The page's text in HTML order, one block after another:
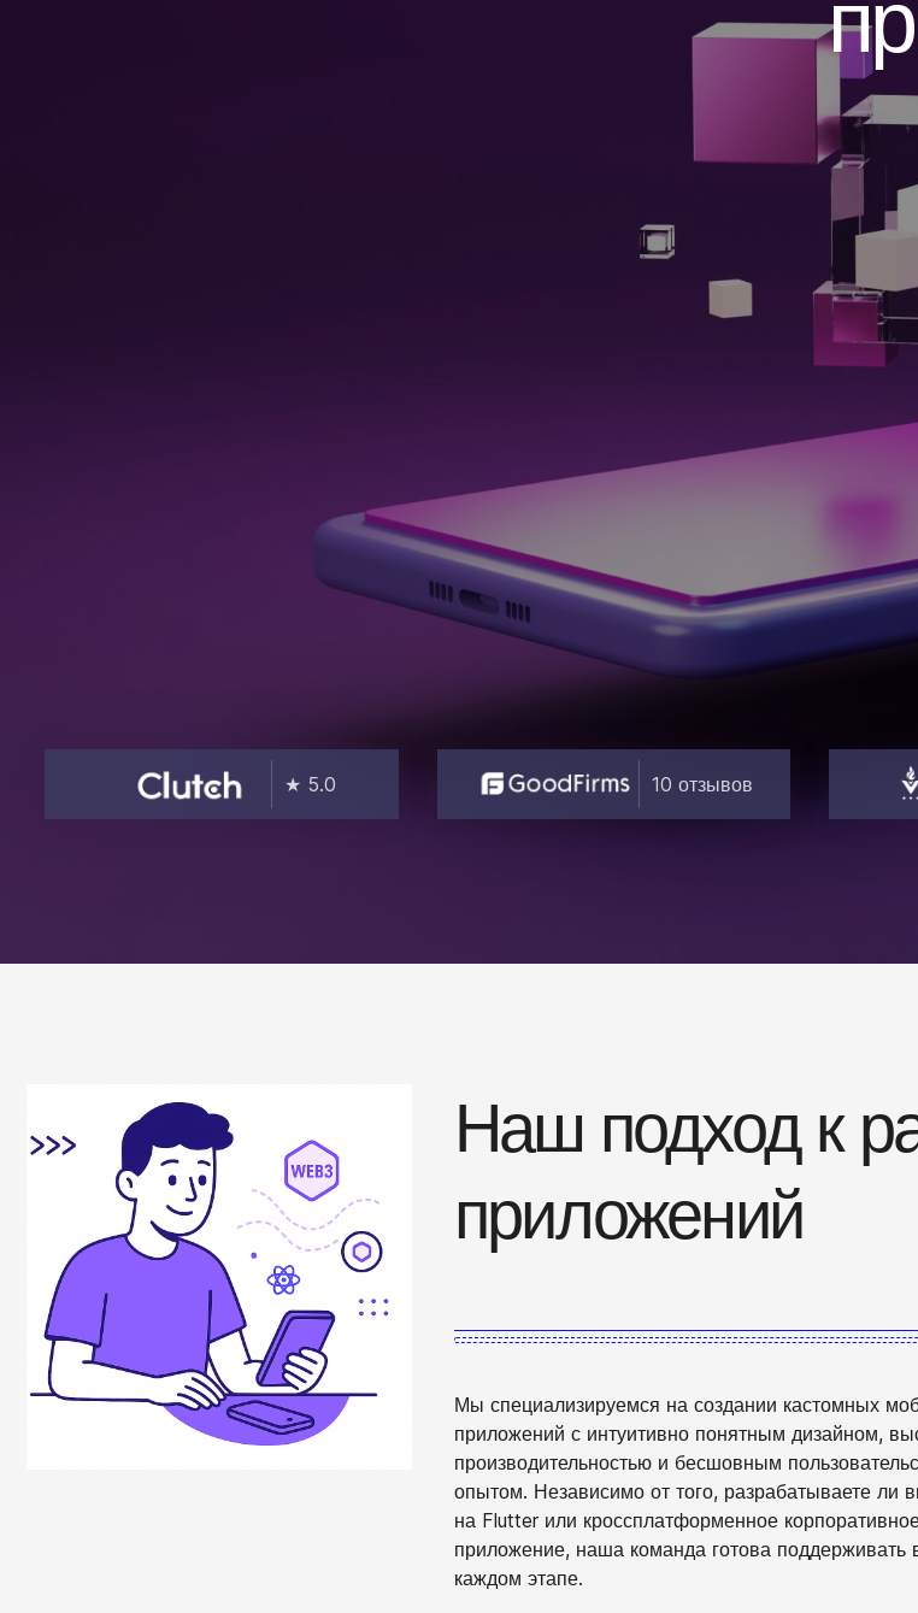
★ 5.0 10 отзывов
Наш подход к
приложений
Мы специализируемся на создании кастомных
приложений с интуитивно понятным дизайном,
производительностью и бесшовным
опытом. Независимо от того, разрабатываете ли
на Flutter или кроссплатформенное
приложение, наша команда готова поддерживать
каждом этапе.